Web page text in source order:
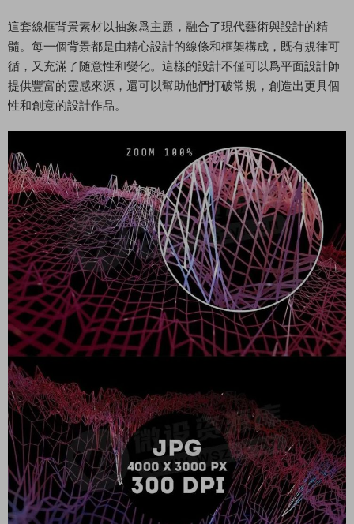
這套線框背景素材以抽象爲主題，融合了現代藝術與設計的精
髓。每一個背景都是由精心設計的線條和框架構成，既有規律可
循，又充滿了随意性和變化。這樣的設計不僅可以爲平面設計師
提供豐富的靈感來源，還可以幫助他們打破常規，創造出更具個
性和創意的設計作品。